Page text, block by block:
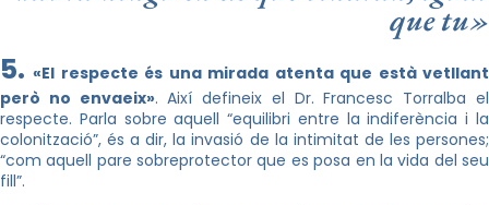
que tu»
5.«El respecte és una mirada atenta que està vetllant
però no envaeix». Així defineix el Dr. Francesc Torralba el
respecte. Parla sobre aquell “equilibri entre la indiferència i la
colonització”, és a dir, la invasió de la intimitat de les persones;
“com aquell pare sobreprotector que es posa en la vida del seu
fill”.